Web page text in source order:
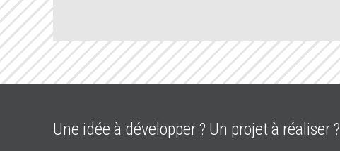
Une idée à développer ? Un projet à réaliser ?